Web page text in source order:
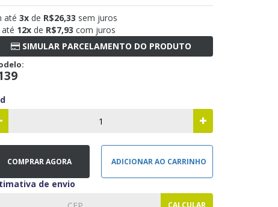
até 3x de R$26,33 sem juros
12x de R$7,93 com juros
SIMULAR PARCELAMENTO DO PRODUTO
COMPRAR AGORA ADICIONAR AO CARRINHO
de envio
CALCULAR